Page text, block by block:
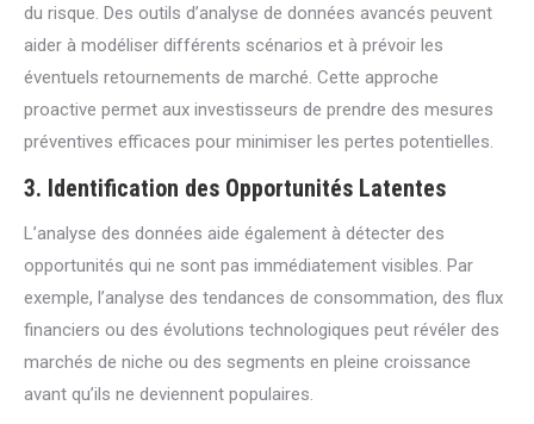
du risque. Des outils d’analyse de données avancés peuvent
aider à modéliser différents scénarios et à prévoir les
éventuels retournements de marché. Cette approche
proactive permet aux investisseurs de prendre des mesures
préventives efficaces pour minimiser les pertes potentielles.
3. Identification des Opportunités Latentes
L’analyse des données aide également à détecter des
opportunités qui ne sont pas immédiatement visibles. Par
exemple, l’analyse des tendances de consommation, des flux
financiers ou des évolutions technologiques peut révéler des
marchés de niche ou des segments en pleine croissance
avant qu’ils ne deviennent populaires.